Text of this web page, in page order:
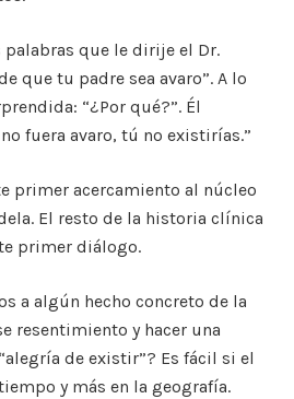
que le dirije el Dr.
que tu padre sea avaro”. A lo
“¿Por qué?”. Él
fuera avaro, tú no existirías.”
primer acercamiento al núcleo
El resto de la historia clínica
primer diálogo.
a algún hecho concreto de la
resentimiento y hacer una
de existir”? Es fácil si el
y más en la geografía.